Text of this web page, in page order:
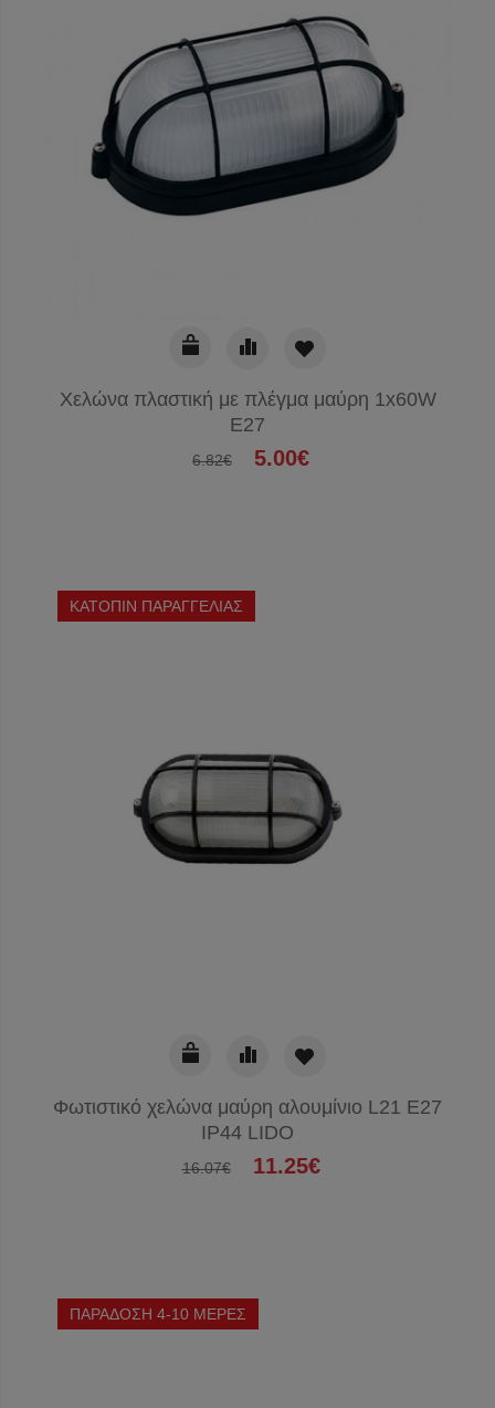
Χελώνα πλαστική με πλέγμα μαύρη 1x60W
E27
6.82€ 5.00€
ΚΑΤΟΠΙΝ ΠΑΡΑΓΓΕΛΙΑΣ
Φωτιστικό χελώνα μαύρη αλουμίνιο L21 Ε27
IP44 LIDO
16.07€ 11.25€
ΠΑΡΑΔΟΣΗ 4-10 ΜΕΡΕΣ